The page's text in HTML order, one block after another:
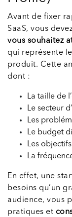
Avant de fixer
SaaS, vous
vous souhaitez
qui représente
produit. Cette
dont :
La taille de
Le secteur
Les
Le budget
Les
La
En effet, une
besoins qu’un
audience, vous
pratiques et